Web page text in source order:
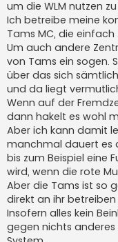
um die WLM nutzen
Ich betreibe meine
Tams MC, die einfach
Um auch andere
von Tams ein sogen.
über das sich
und da liegt
Wenn auf der
dann hakelt es wohl
Aber ich kann damit
manchmal dauert es
bis zum Beispiel eine
wird, wenn die rote
Aber die Tams ist so
direkt an ihr betreiben
Insofern alles kein
gegen nichts